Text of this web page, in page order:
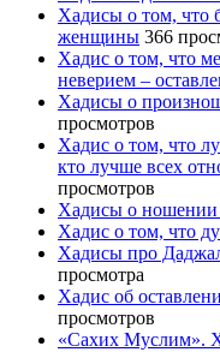
Хадисы о том, что
женщины 366
Хадис о том, что
неверием –
Хадисы о
просмотров
Хадис о том, что
кто лучше всех
просмотров
Хадисы о
Хадис о том, что
Хадисы про
просмотра
Хадис об
просмотров
«Сахих Муслим».